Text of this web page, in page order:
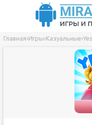
Главная›Игры›Казуальные›